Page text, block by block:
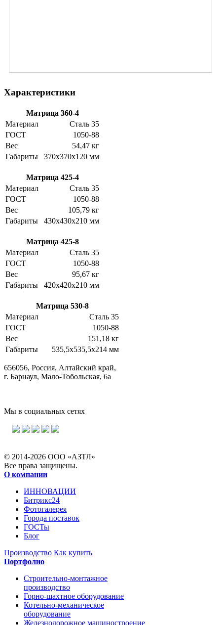
Характеристики
Матрица 360-4
Материал
Сталь 35
ГОСТ
1050-88
Вес
54,47 кг
Габариты
370х370х120 мм
Матрица 425-4
Материал
Сталь 35
ГОСТ
1050-88
Вес
105,79 кг
Габариты
430х430х210 мм
Матрица 425-8
Материал
Сталь 35
ГОСТ
1050-88
Вес
95,67 кг
Габариты
420х420х210 мм
Матрица 530-8
Материал
Сталь 35
ГОСТ
1050-88
Вес
151,18 кг
Габариты
535,5х535,5х214 мм
656056, Россия, Алтайский край,
г. Барнаул, Мало-Тобольская, 6а
Мы в социальных сетях
© 2014-2026 ООО «АЗТЛ»
Все права защищены.
О компании
ИННОВАЦИИ
Битрикс24
Фотогалерея
Города поставок
ГОСТы
Блог
Производство Как купить
Портфолио
Строительно-монтажное
производство
Горно-шахтное оборудование
Котельно-механическое
оборудование
Железнодорожное машиностроение